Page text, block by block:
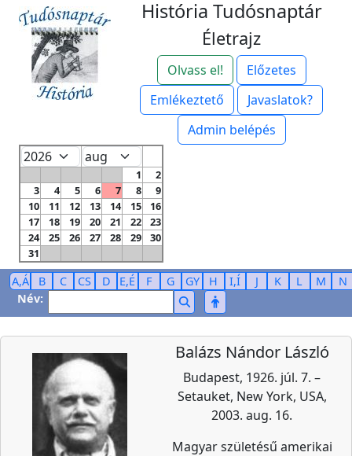
História Tudósnaptár
Életrajz
Olvass el!
Előzetes
Emlékeztető
Javaslatok?
Admin belépés
1
2
3
4 5 6 7 8
9
10
11 12 13 14 15
16
17
18 19 20 21 22
23
24
25 26 27 28 29
30
31
A,Á B C CS D E,É F G GY H I,Í J K L M
N
Név:
Balázs Nándor László
Budapest, 1926. júl. 7. –
Setauket, New York, USA,
2003. aug. 16.
Magyar születésű amerikai